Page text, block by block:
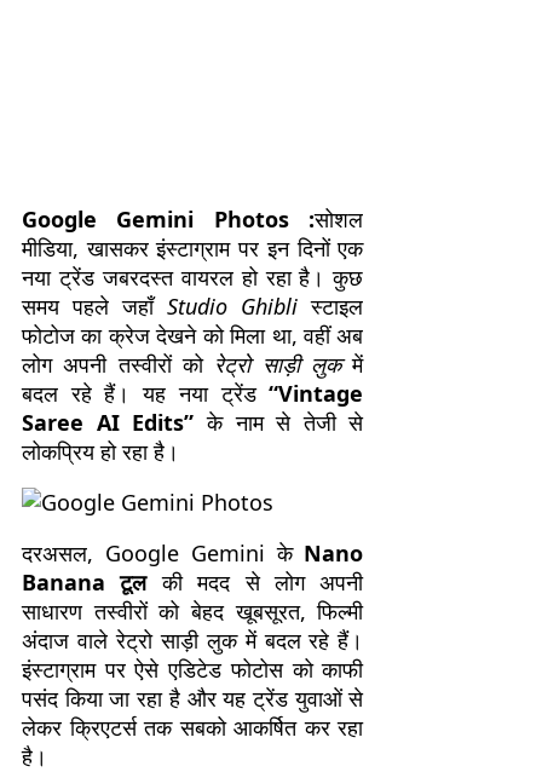
Google Gemini Photos :सोशल
मीडिया, खासकर इंस्टाग्राम पर इन दिनों एक
नया ट्रेंड जबरदस्त वायरल हो रहा है। कुछ
समय पहले जहाँStudio Ghibli स्टाइल
फोटोज का क्रेज देखने को मिला था, वहीं अब
लोग अपनी तस्वीरों को रेट्रो साड़ी लुकमें
बदल रहे हैं। यह नया ट्रेंड“Vintage
Saree AI Edits” के नाम से तेजी से
लोकप्रिय हो रहा है।
दरअसल, Google Gemini के Nano
Banana टूलकी मदद से लोग अपनी
साधारण तस्वीरों को बेहद खूबसूरत, फिल्मी
अंदाज वाले रेट्रो साड़ी लुक में बदल रहे हैं।
इंस्टाग्राम पर ऐसे एडिटेड फोटोस को काफी
पसंद किया जा रहा है और यह ट्रेंड युवाओं से
लेकर क्रिएटर्स तक सबको आकर्षित कर रहा
है।